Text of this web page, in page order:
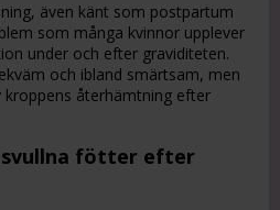
även känt som postpartum
som många kvinnor upplever
under och efter graviditeten.
och ibland smärtsam, men
återhämtning efter
fötter efter